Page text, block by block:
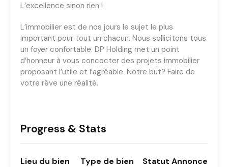
L’excellence sinon rien !
L’immobilier est de nos jours le sujet le plus
important pour tout un chacun. Nous sollicitons tous
un foyer confortable. DP Holding met un point
d’honneur à vous concocter des projets immobilier
proposant l’utile et l’agréable. Notre but? Faire de
votre rêve une réalité.
Progress & Stats
Lieu du bien Type de bien Statut Annonce